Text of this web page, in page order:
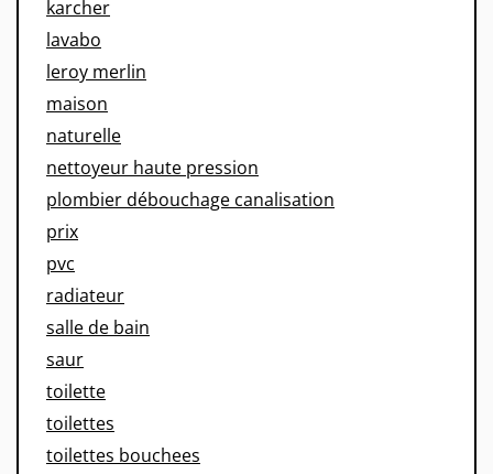
karcher
lavabo
leroy merlin
maison
naturelle
nettoyeur haute pression
plombier débouchage canalisation
prix
pvc
radiateur
salle de bain
saur
toilette
toilettes
toilettes bouchees